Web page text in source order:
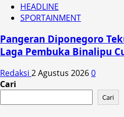
HEADLINE
SPORTAINMENT
Pangeran Diponegoro
Laga Pembuka Binalipu
Redaksi 2 Agustus 20260
Cari
Cari